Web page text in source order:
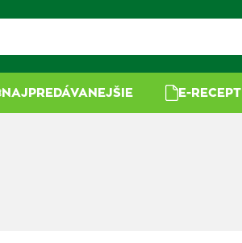
NAJPREDÁVANEJŠIE E-RECEPT